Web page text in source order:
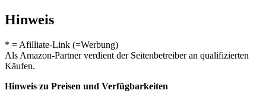
Hinweis
* = Afilliate-Link (=Werbung)
Als Amazon-Partner verdient der Seitenbetreiber an qualifizierten
Käufen.
Hinweis zu Preisen und Verfügbarkeiten